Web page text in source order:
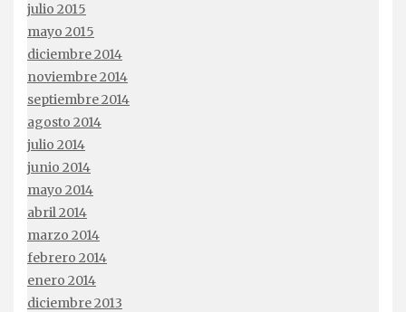
julio 2015
mayo 2015
diciembre 2014
noviembre 2014
septiembre 2014
agosto 2014
julio 2014
junio 2014
mayo 2014
abril 2014
marzo 2014
febrero 2014
enero 2014
diciembre 2013